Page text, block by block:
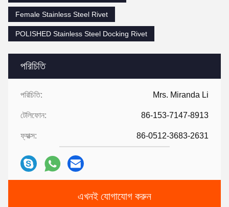
পরিচিতি
পরিচিতি: Mrs. Miranda Li
টেলিফোন: 86-153-7147-8913
ফ্যাক্স: 86-0512-3683-2631
এখনই যোগাযোগ করুন
Female Stainless Steel Rivet
POLISHED Stainless Steel Docking Rivet